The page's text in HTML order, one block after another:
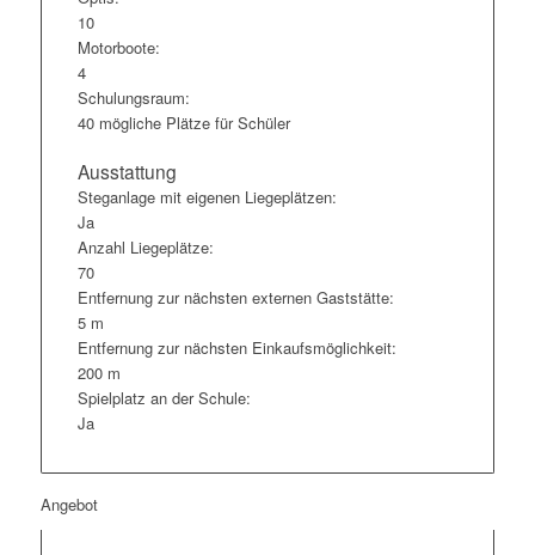
10
Motorboote:
4
Schulungsraum:
40 mögliche Plätze für Schüler
Ausstattung
Steganlage mit eigenen Liegeplätzen:
Ja
Anzahl Liegeplätze:
70
Entfernung zur nächsten externen Gaststätte:
5 m
Entfernung zur nächsten Einkaufsmöglichkeit:
200 m
Spielplatz an der Schule:
Ja
Angebot